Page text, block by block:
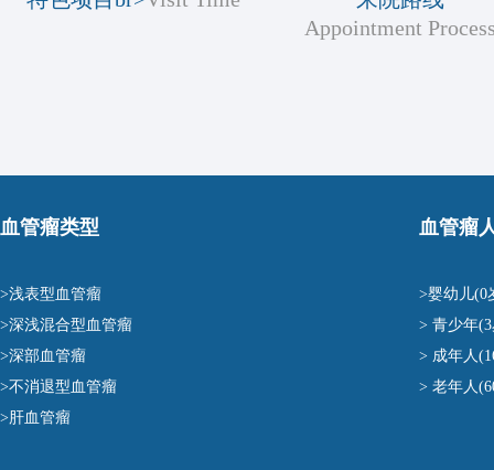
Appointment
血管瘤类型
>浅表型血管瘤
>深浅混合型血管瘤
>深部血管瘤
>不消退型血管瘤
>肝血管瘤
血管瘤
>婴幼儿(0
> 青少年
> 成年人
> 老年人